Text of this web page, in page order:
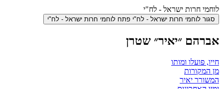
לוחמי חרות ישראל - לח"י
סגור לוחמי חרות ישראל - לח"י פתח לוחמי חרות ישראל - לח"י
אברהם ״יאיר״ שטרן
חייו, פועלו ומותו
מן המקורות
המשורר יאיר